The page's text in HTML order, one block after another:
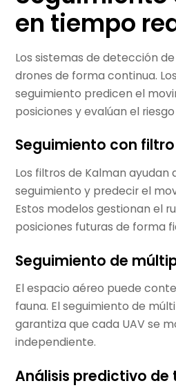
en tiempo
Los sistemas de detección
drones de forma continua.
seguimiento predicen el
posiciones y evalúan el
Seguimiento con
Los filtros de Kalman ayudan
seguimiento y predecir el
Estos modelos gestionan el
posiciones futuras de forma
Seguimiento de
El espacio aéreo puede
fauna. El seguimiento de
garantiza que cada UAV se
independiente.
Análisis predictivo